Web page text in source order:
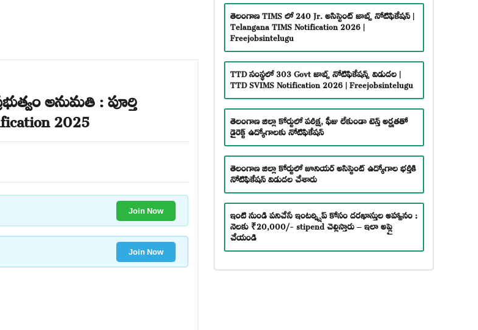
అనుమతి : పూర్తి
2025
Join Now
Join Now
తెలంగాణ TIMS లో 240 Jr. అసిస్టెంట్ జాబ్స్ నోటిఫికేషన్ |
Telangana TIMS Notification 2026 |
Freejobsintelugu
TTD సంస్థలో 303 Govt జాబ్స్ నోటిఫికేషన్స్ విడుదల |
TTD SVIMS Notification 2026 | Freejobsintelugu
తెలంగాణ జిల్లా కోర్టులో పరీక్ష, ఫీజు లేకుండా టెన్త్ అర్హతతో
డైరెక్ట్ ఉద్యోగాలకు నోటిఫికేషన్
తెలంగాణ జిల్లా కోర్టులో జూనియర్ అసిస్టెంట్ ఉద్యోగాల భర్తీకి
నోటిఫికేషన్ విడుదల చేశారు
ఇంటి నుండి పనిచేసే ఇంటర్న్షిప్ కోసం దరఖాస్తుల ఆహ్వానం :
నెలకు ₹20,000/- stipend చెల్లిస్తారు – ఇలా అప్లై
చేయండి